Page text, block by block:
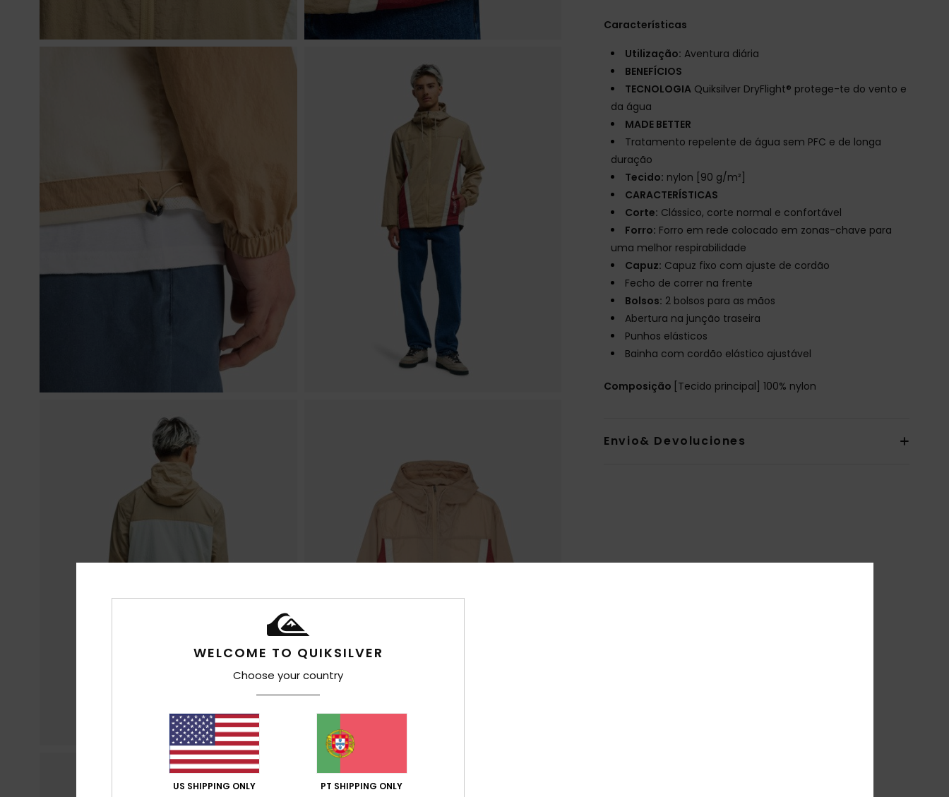
Características
Utilização: Aventura diária
BENEFÍCIOS
TECNOLOGIA Quiksilver DryFlight® protege-te do vento e
da água
MADE BETTER
Tratamento repelente de água sem PFC e de longa
duração
Tecido: nylon [90 g/m²]
CARACTERÍSTICAS
Corte: Clássico, corte normal e confortável
Forro: Forro em rede colocado em zonas-chave para
uma melhor respirabilidade
Capuz: Capuz fixo com ajuste de cordão
Fecho de correr na frente
Bolsos: 2 bolsos para as mãos
Abertura na junção traseira
Punhos elásticos
Bainha com cordão elástico ajustável
Composição [Tecido principal] 100% nylon
Envio& Devoluciones
WELCOME TO QUIKSILVER
Choose your country
US SHIPPING ONLY PT SHIPPING ONLY